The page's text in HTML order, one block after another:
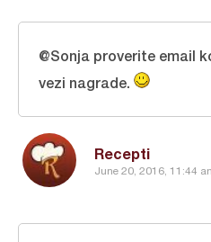
Recepti
June 20, 2016, 11:44
@Sonja proverite email
vezi nagrade.